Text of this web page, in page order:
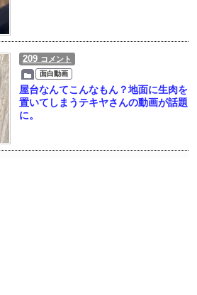
209 コメント
面白動画
屋台なんてこんなもん？地面に生肉を
置いてしまうテキヤさんの動画が話題
に。